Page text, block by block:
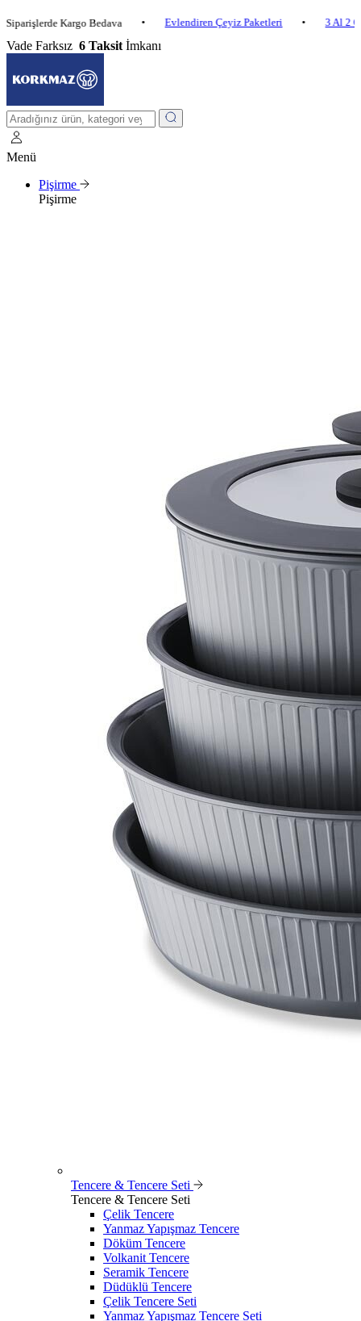
Kargo Bedava • Evlendiren Çeyiz Paketleri • 3 Al 2 Öde
Vade Farksız 6 Taksit İmkanı
Menü
Pişirme
Pişirme
Tencere & Tencere Seti
Tencere & Tencere Seti
Çelik Tencere
Yanmaz Yapışmaz Tencere
Döküm Tencere
Volkanit Tencere
Seramik Tencere
Düdüklü Tencere
Çelik Tencere Seti
Yanmaz Yapışmaz Tencere Seti